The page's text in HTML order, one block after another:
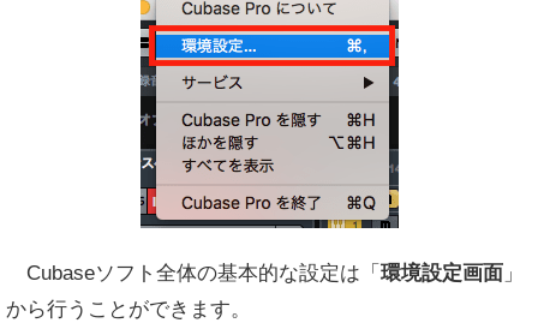
Cubaseソフト全体の基本的な設定は「 環境設定画面 」
から行うことができます。